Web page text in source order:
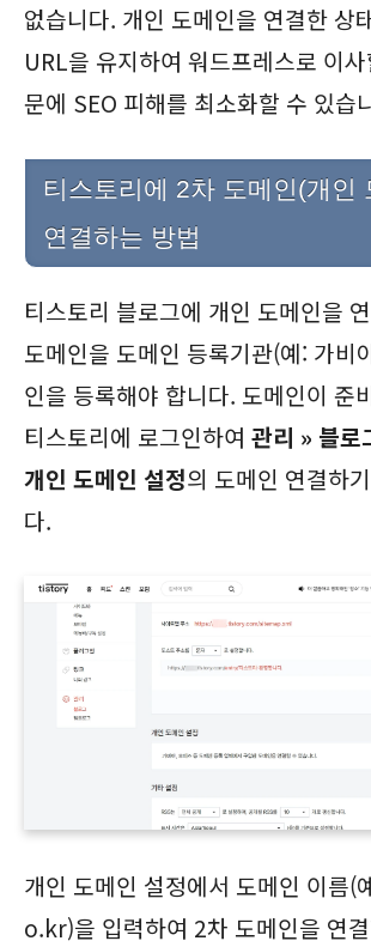
없습니다. 개인 도메인을 연결한 상
URL을 유지하여 워드프레스로 이
문에 SEO 피해를 최소화할 수 있습
티스토리에 2차 도메인(개인
연결하는 방법
티스토리 블로그에 개인 도메인을
도메인을 도메인 등록기관(예: 가비
인을 등록해야 합니다. 도메인이 준
티스토리에 로그인하여 관리 » 블로
개인 도메인 설정의 도메인 연결하
다.
개인 도메인 설정에서 도메인 이
o.kr)을 입력하여 2차 도메인을 연